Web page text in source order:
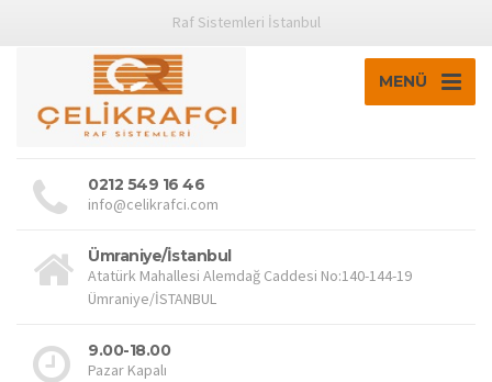
Raf Sistemleri İstanbul
MENÜ
0212 549 16 46
info@celikrafci.com
Ümraniye/İstanbul
Atatürk Mahallesi Alemdağ Caddesi No:140-144-19
Ümraniye/İSTANBUL
9.00-18.00
Pazar Kapalı